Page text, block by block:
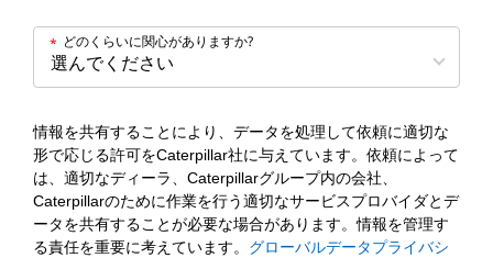
どのくらいに関心がありますか?
*
情報を共有することにより、データを処理して依頼に適切な
形で応じる許可をCaterpillar社に与えています。依頼によって
は、適切なディーラ、Caterpillarグループ内の会社、
Caterpillarのために作業を行う適切なサービスプロバイダとデ
ータを共有することが必要な場合があります。情報を管理す
る責任を重要に考えています。 グローバルデータプライバシ